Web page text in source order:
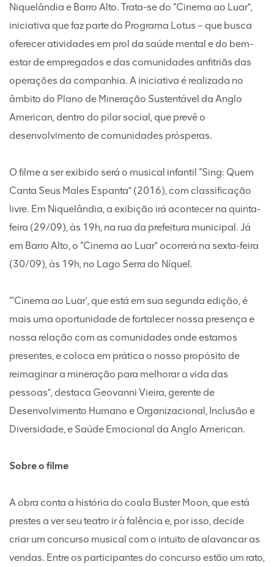
Niquelândia e Barro Alto. Trata-se do “Cinema ao Luar”,
iniciativa que faz parte do Programa Lotus – que busca
oferecer atividades em prol da saúde mental e do bem-
estar de empregados e das comunidades anfitriãs das
operações da companhia. A iniciativa é realizada no
âmbito do Plano de Mineração Sustentável da Anglo
American, dentro do pilar social, que prevê o
desenvolvimento de comunidades prósperas.
O filme a ser exibido será o musical infantil “Sing: Quem
Canta Seus Males Espanta” (2016), com classificação
livre. Em Niquelândia, a exibição irá acontecer na quinta-
feira (29/09), às 19h, na rua da prefeitura municipal. Já
em Barro Alto, o “Cinema ao Luar” ocorrerá na sexta-feira
(30/09), às 19h, no Lago Serra do Níquel.
“‘Cinema ao Luar’, que está em sua segunda edição, é
mais uma oportunidade de fortalecer nossa presença e
nossa relação com as comunidades onde estamos
presentes, e coloca em prática o nosso propósito de
reimaginar a mineração para melhorar a vida das
pessoas”, destaca Geovanni Vieira, gerente de
Desenvolvimento Humano e Organizacional, Inclusão e
Diversidade, e Saúde Emocional da Anglo American.
Sobre o filme
A obra conta a história do coala Buster Moon, que está
prestes a ver seu teatro ir à falência e, por isso, decide
criar um concurso musical com o intuito de alavancar as
vendas. Entre os participantes do concurso estão um rato,